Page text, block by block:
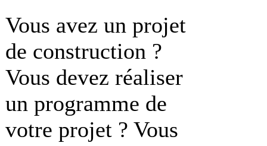
Vous avez un projet
de construction ?
Vous devez réaliser
un programme de
votre projet ? Vous